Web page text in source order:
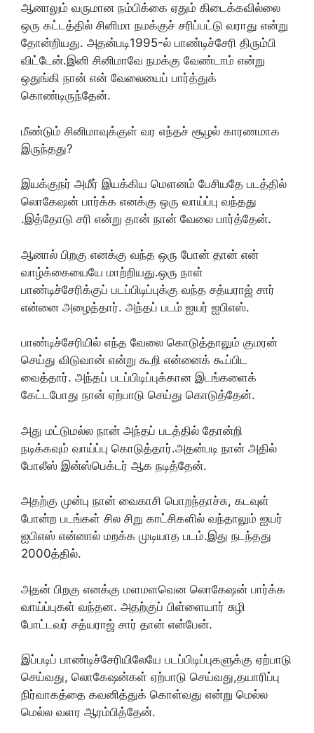
ஆனாலும் வருமான நம்பிக்கை ஏதும் கிடைக்கவில்லை
ஒரு கட்டத்தில் சினிமா நமக்குச் சரிப்பட்டு வராது என்று
தோன்றியது. அதன்படி1995-ல் பாண்டிச்சேரி திரும்பி
விட்டேன்.இனி சினிமாவே நமக்கு வேண்டாம் என்று
ஒதுங்கி நான் என் வேலையைப் பார்த்துக்
கொண்டிருந்தேன்.
மீண்டும் சினிமாவுக்குள் வர எந்தச் சூழல் காரணமாக
இருந்தது?
இயக்குநர் அமீர் இயக்கிய மெளனம் பேசியதே படத்தில்
லொகேஷன் பார்க்க எனக்கு ஒரு வாய்ப்பு வந்தது
.இத்தோடு சரி என்று தான் நான் வேலை பார்த்தேன்.
ஆனால் பிறகு எனக்கு வந்த ஒரு போன் தான் என்
வாழ்க்கையையே மாற்றியது.ஒரு நாள்
பாண்டிச்சேரிக்குப் படப்பிடிப்புக்கு வந்த சத்யராஜ் சார்
என்னை அழைத்தார். அந்தப் படம் ஐயர் ஐபிஎஸ்.
பாண்டிச்சேரியில் எந்த வேலை கொடுத்தாலும் குமரன்
செய்து விடுவான் என்று கூறி என்னைக் கூப்பிட
வைத்தார். அந்தப் படப்பிடிப்புக்கான இடங்களைக்
கேட்டபோது நான் ஏற்பாடு செய்து கொடுத்தேன்.
அது மட்டுமல்ல நான் அந்தப் படத்தில் தோன்றி
நடிக்கவும் வாய்ப்பு கொடுத்தார்.அதன்படி நான் அதில்
போலீஸ் இன்ஸ்பெக்டர் ஆக நடித்தேன்.
அதற்கு முன்பு நான் வைகாசி பொறந்தாச்சு, கடவுள்
போன்ற படங்கள் சில சிறு காட்சிகளில் வந்தாலும் ஐயர்
ஐபிஎஸ் என்னால் மறக்க முடியாத படம்.இது நடந்தது
2000த்தில்.
அதன் பிறகு எனக்கு மளமளவென லொகேஷன் பார்க்க
வாய்ப்புகள் வந்தன. அதற்குப் பிள்ளையார் சுழி
போட்டவர் சத்யராஜ் சார் தான் என்பேன்.
இப்படிப் பாண்டிச்சேரியிலேயே படப்பிடிப்புகளுக்கு ஏற்பாடு
செய்வது, லொகேஷன்கள் ஏற்பாடு செய்வது,தயாரிப்பு
நிர்வாகத்தை கவனித்துக் கொள்வது என்று மெல்ல
மெல்ல வளர ஆரம்பித்தேன்.